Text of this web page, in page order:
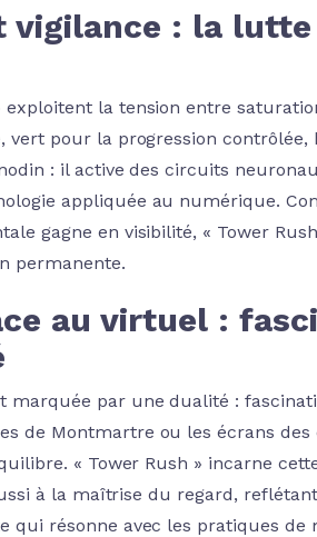
vigilance : la
exploitent la tension entre
vert pour la progression
: il active des circuits
appliquée au numérique.
gagne en visibilité, « Tower
permanente.
au virtuel :
marquée par une dualité :
de Montmartre ou les écrans
« Tower Rush » incarne
à la maîtrise du regard,
résonne avec les pratiques de